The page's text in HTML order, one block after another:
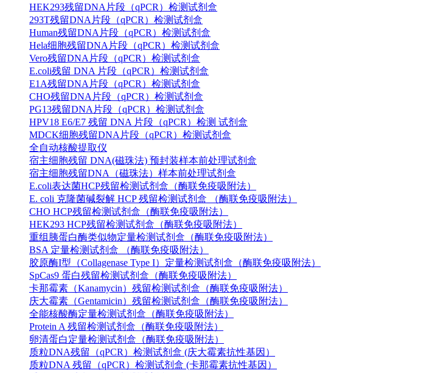
HEK293残留DNA片段（qPCR）检测试剂盒
293T残留DNA片段（qPCR）检测试剂盒
Human残留DNA片段（qPCR）检测试剂盒
Hela细胞残留DNA片段（qPCR）检测试剂盒
Vero残留DNA片段（qPCR）检测试剂盒
E.coli残留 DNA 片段（qPCR）检测试剂盒
E1A残留DNA片段（qPCR）检测试剂盒
CHO残留DNA片段（qPCR）检测试剂盒
PG13残留DNA片段（qPCR）检测试剂盒
HPV18 E6/E7 残留 DNA 片段（qPCR）检测 试剂盒
MDCK细胞残留DNA片段（qPCR）检测试剂盒
全自动核酸提取仪
宿主细胞残留 DNA(磁珠法) 预封装样本前处理试剂盒
宿主细胞残留DNA（磁珠法）样本前处理试剂盒
E.coli表达菌HCP残留检测试剂盒（酶联免疫吸附法）
E. coli 克隆菌碱裂解 HCP 残留检测试剂盒 （酶联免疫吸附法）
CHO HCP残留检测试剂盒（酶联免疫吸附法）
HEK293 HCP残留检测试剂盒（酶联免疫吸附法）
重组胰蛋白酶类似物定量检测试剂盒（酶联免疫吸附法）
BSA 定量检测试剂盒 （酶联免疫吸附法）
胶原酶I型（Collagenase Type I）定量检测试剂盒（酶联免疫吸附法）
SpCas9 蛋白残留检测试剂盒（酶联免疫吸附法）
卡那霉素（Kanamycin）残留检测试剂盒（酶联免疫吸附法）
庆大霉素（Gentamicin）残留检测试剂盒（酶联免疫吸附法）
全能核酸酶定量检测试剂盒（酶联免疫吸附法）
Protein A 残留检测试剂盒（酶联免疫吸附法）
卵清蛋白定量检测试剂盒（酶联免疫吸附法）
质粒DNA残留（qPCR）检测试剂盒 (庆大霉素抗性基因）
质粒DNA 残留（qPCR）检测试剂盒 (卡那霉素抗性基因）